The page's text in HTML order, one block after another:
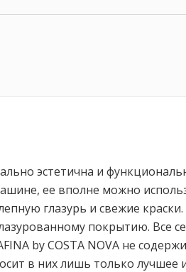
эстетична и
ее вполне можно
глазурь и свежие
покрытию. Все
by COSTA NOVA не
в них лишь только лучшее